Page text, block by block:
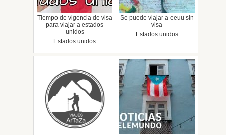
Tiempo de vigencia de visa
para viajar a estados
unidos
Estados unidos
Se puede viajar a eeuu sin
visa
Estados unidos